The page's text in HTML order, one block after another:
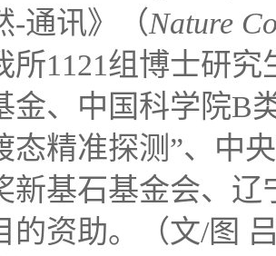
-通讯》（Nature
所1121组博士研究
金、中国科学院B
态精准探测”、中
新基石基金会、
的资助。（文/图